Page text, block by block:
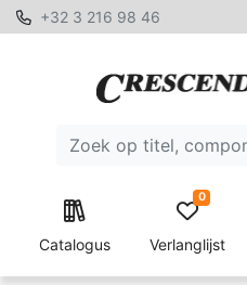
+32 3 216 98 46
Catalogus Verlanglijst
0